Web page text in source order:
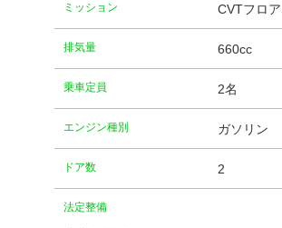
ミッション CVTフロア
排気量 660cc
乗車定員 2名
エンジン種別 ガソリン
ドア数 2
法定整備